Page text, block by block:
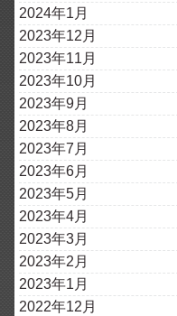
2024年1月
2023年12月
2023年11月
2023年10月
2023年9月
2023年8月
2023年7月
2023年6月
2023年5月
2023年4月
2023年3月
2023年2月
2023年1月
2022年12月